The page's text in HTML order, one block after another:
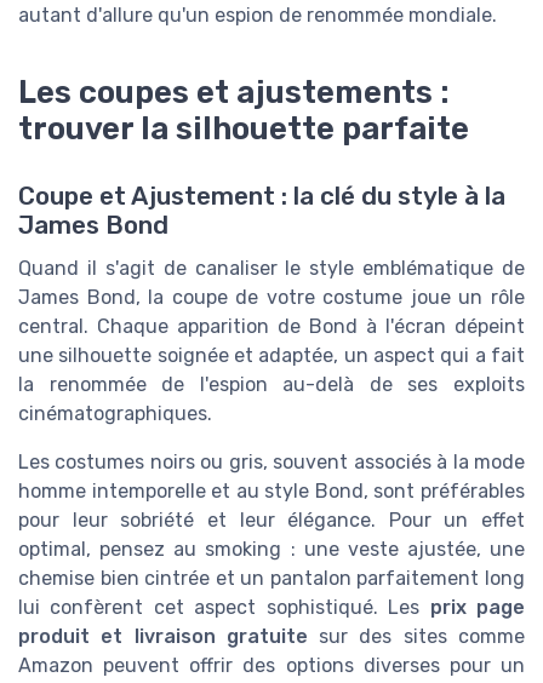
autant d'allure qu'un espion de renommée mondiale.
Les coupes et ajustements :
trouver la silhouette parfaite
Coupe et Ajustement : la clé du style à la
James Bond
Quand il s'agit de canaliser le style emblématique de
James Bond, la coupe de votre costume joue un rôle
central. Chaque apparition de Bond à l'écran dépeint
une silhouette soignée et adaptée, un aspect qui a fait
la renommée de l'espion au-delà de ses exploits
cinématographiques.
Les costumes noirs ou gris, souvent associés à la mode
homme intemporelle et au style Bond, sont préférables
pour leur sobriété et leur élégance. Pour un effet
optimal, pensez au smoking : une veste ajustée, une
chemise bien cintrée et un pantalon parfaitement long
lui confèrent cet aspect sophistiqué. Les prix page
produit et livraison gratuite sur des sites comme
Amazon peuvent offrir des options diverses pour un